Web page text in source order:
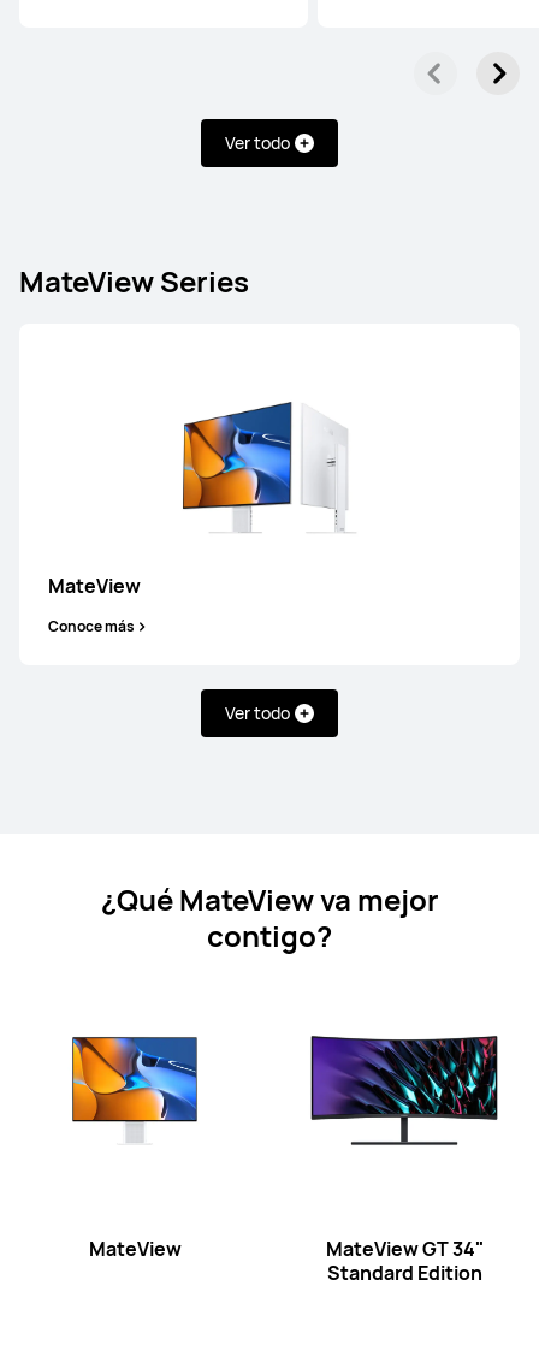
Ver todo
MateView Series
MateView
Conoce más
Ver todo
¿Qué MateView va mejor
contigo?
MateView MateView GT34"
Standard Edition